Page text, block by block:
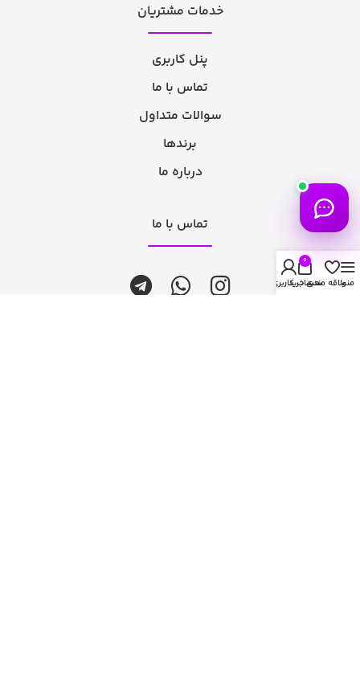
خدمات مشتریان
پنل کاربری
تماس با ما
سوالات متداول
برندها
درباره ما
تماس با ما
منوعلاقه مندی
0
سبد خرید
حساب کاربری من